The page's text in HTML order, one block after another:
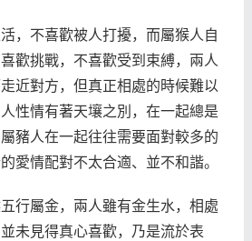
，不喜歡被人打擾，而屬猴人自
歡挑戰，不喜歡受到束縛，兩人
近對方，但真正相處的時候難以
性情有著天壤之別，在一起總是
豬人在一起往往需要面對較多的
愛情配對不太合適、並不和諧。
行屬金，兩人雖有金生水，相處
未見得真心喜歡，乃是流於表